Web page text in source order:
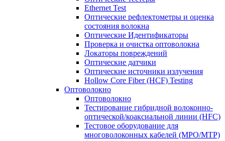
Ethernet Test
Оптические рефлектометры и оценка
состояния волокна
Оптические Идентификаторы
Проверка и очистка оптоволокна
Локаторы повреждений
Оптические датчики
Оптические источники излучения
Hollow Core Fiber (HCF) Testing
Оптоволокно
Оптоволокно
Тестирование гибридной волоконно-
оптической/коаксиальной линии (HFC)
Тестовое оборудование для
многоволоконных кабелей (MPO/MTP)